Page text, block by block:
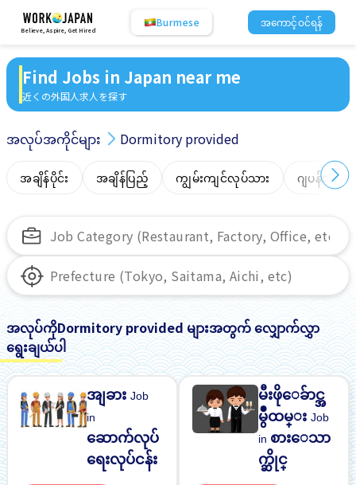
Believe, Aspire, Get Hired
Burmese အကောင့်ဝင်ရန်
Find Jobs in Japan near me
近くの外国人求人を探す
အလုပ်အကိုင်များ Dormitory provided
အချိန်ပိုင်း အချိန်ပြည့် ကျွမ်းကျင်လုပ်သား ဂျပန်ဘာသ
အလုပ်ကိုDormitory provided များအတွက် လျှောက်လွှာ
ရွေးချယ်ပါ
အျခားJob
in
ဆောက်လုပ်
ရေးလုပ်ငန်း
မီးဖိုေခ်ာင္အ
မွဳထမ္းJob
in စားေသာ
က္ဆိုင္